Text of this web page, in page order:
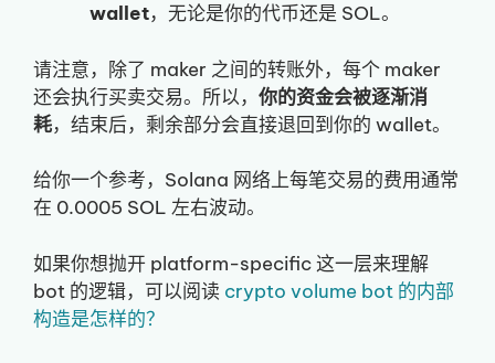
wallet，无论是你的代币还是 SOL。
请注意，除了 maker 之间的转账外，每个 maker
还会执行买卖交易。所以， 你的资金会被逐渐消
耗，结束后，剩余部分会直接退回到你的 wallet。
给你一个参考，Solana 网络上每笔交易的费用通常
在 0.0005 SOL 左右波动。
如果你想抛开 platform-specific 这一层来理解
bot 的逻辑，可以阅读 crypto volume bot 的内部
构造是怎样的？